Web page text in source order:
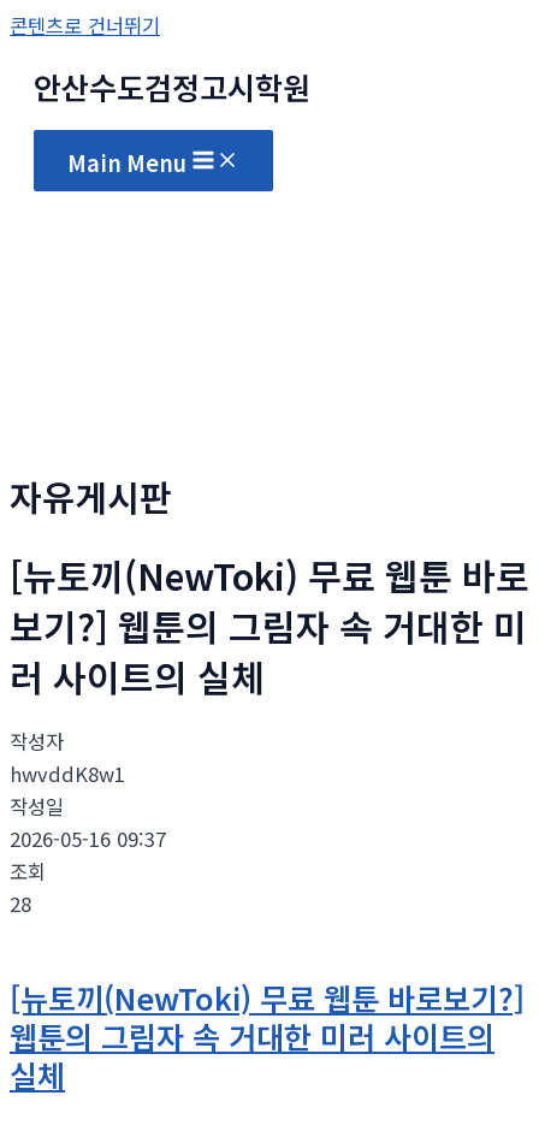
콘텐츠로 건너뛰기
안산수도검정고시학원
Main Menu
자유게시판
[뉴토끼(NewToki) 무료 웹툰 바로
보기?] 웹툰의 그림자 속 거대한 미
러 사이트의 실체
작성자
hwvddK8w1
작성일
2026-05-16 09:37
조회
28
[뉴토끼(NewToki) 무료 웹툰 바로보기?]
웹툰의 그림자 속 거대한 미러 사이트의
실체